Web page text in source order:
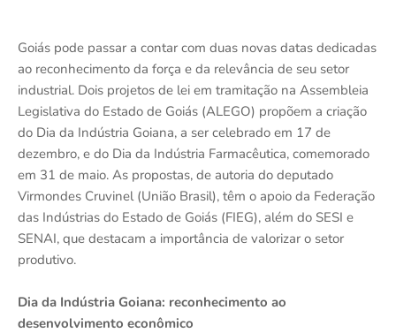
Goiás pode passar a contar com duas novas datas dedicadas
ao reconhecimento da força e da relevância de seu setor
industrial. Dois projetos de lei em tramitação na Assembleia
Legislativa do Estado de Goiás (ALEGO) propõem a criação
do Dia da Indústria Goiana, a ser celebrado em 17 de
dezembro, e do Dia da Indústria Farmacêutica, comemorado
em 31 de maio. As propostas, de autoria do deputado
Virmondes Cruvinel (União Brasil), têm o apoio da Federação
das Indústrias do Estado de Goiás (FIEG), além do SESI e
SENAI, que destacam a importância de valorizar o setor
produtivo.
Dia da Indústria Goiana: reconhecimento ao
desenvolvimento econômico